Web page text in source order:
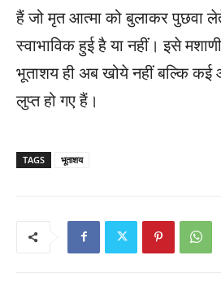
हैं जो मृत आत्मा को बुलाकर पुछवा
स्वाभाविक हुई है या नहीं। इसे
भूताशय ही अब खोये नहीं बल्कि कई
लुप्त हो गए हैं।
TAGS भूताशय